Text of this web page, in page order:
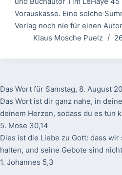
Vorauskasse. Eine solche
Verlag noch nie für einen
Klaus Mosche Puelz
Das Wort für Samstag, 8. August
Das Wort ist dir ganz nahe, in
deinem Herzen, sodass du es tun
5. Mose 30,14
Dies ist die Liebe zu Gott: dass wir
halten, und seine Gebote sind
1. Johannes 5,3